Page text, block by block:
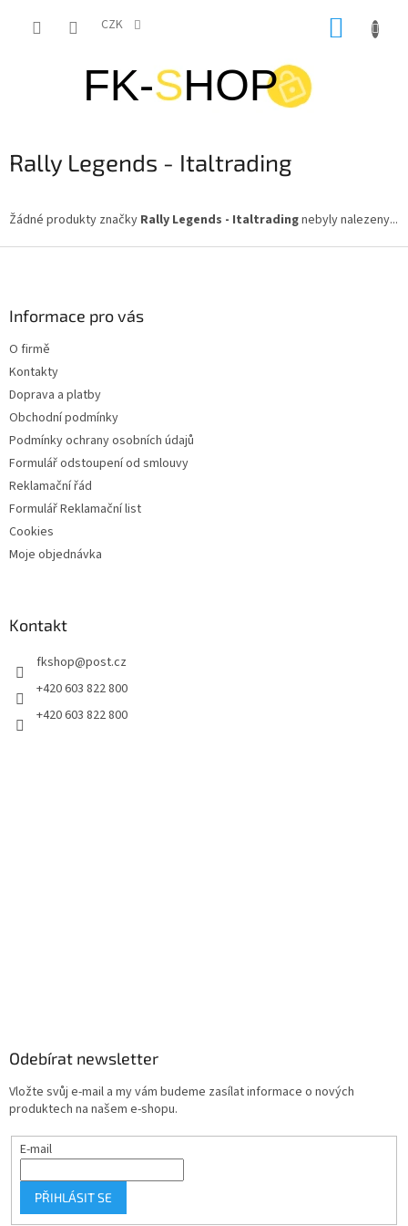
CZK
Rally Legends - Italtrading
Žádné produkty značky Rally Legends - Italtradingnebyly nalezeny...
Informace pro vás
O firmě
Kontakty
Doprava a platby
Obchodní podmínky
Podmínky ochrany osobních údajů
Formulář odstoupení od smlouvy
Reklamační řád
Formulář Reklamační list
Cookies
Moje objednávka
Kontakt
fkshop@post.cz
+420 603 822 800
+420 603 822 800
Odebírat newsletter
Vložte svůj e-mail a my vám budeme zasílat informace o nových
produktech na našem e-shopu.
E-mail
PŘIHLÁSIT SE